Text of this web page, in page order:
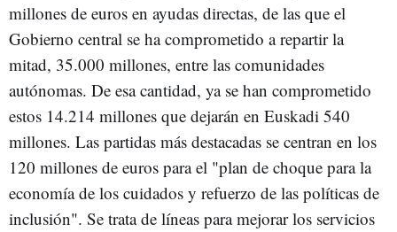
millones de euros en ayudas directas, de las que el
Gobierno central se ha comprometido a repartir la
mitad, 35.000 millones, entre las comunidades
autónomas. De esa cantidad, ya se han comprometido
estos 14.214 millones que dejarán en Euskadi 540
millones. Las partidas más destacadas se centran en los
120 millones de euros para el "plan de choque para la
economía de los cuidados y refuerzo de las políticas de
inclusión". Se trata de líneas para mejorar los servicios